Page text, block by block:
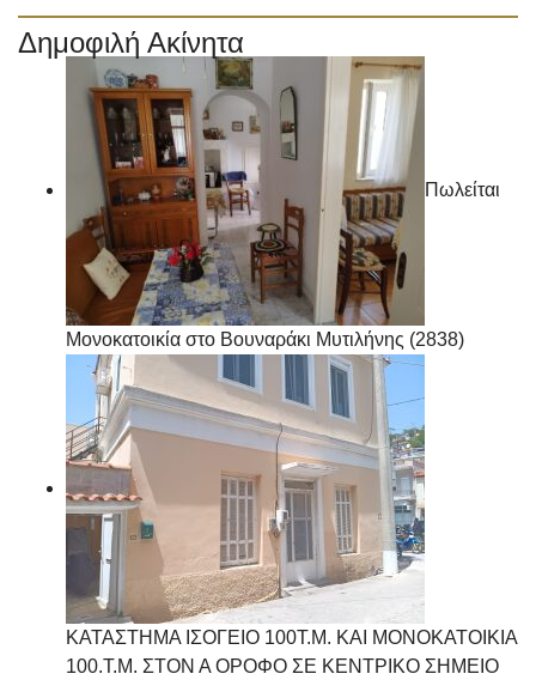
Δημοφιλή Ακίνητα
Πωλείται
Μονοκατοικία στο Βουναράκι Μυτιλήνης (2838)
ΚΑΤΑΣΤΗΜΑ ΙΣΟΓΕΙΟ 100Τ.Μ. ΚΑΙ ΜΟΝΟΚΑΤΟΙΚΙΑ
100.Τ.Μ. ΣΤΟΝ Α ΟΡΟΦΟ ΣΕ ΚΕΝΤΡΙΚΟ ΣΗΜΕΙΟ